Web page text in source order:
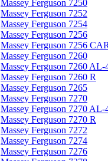
Massey Ferguson 7250
Massey Ferguson 7252
Massey Ferguson 7254
Massey Ferguson 7256
Massey Ferguson 7256
Massey Ferguson 7260
Massey Ferguson 7260 AL-
Massey Ferguson 7260 R
Massey Ferguson 7265
Massey Ferguson 7270
Massey Ferguson 7270 AL-
Massey Ferguson 7270 R
Massey Ferguson 7272
Massey Ferguson 7274
Massey Ferguson 7276